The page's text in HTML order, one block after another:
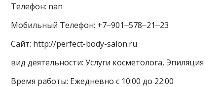
Телефон: nan
Мобильный Телефон: +7‒901‒578‒21‒23
Сайт: http://perfect-body-salon.ru
вид деятельности: Услуги косметолога, Эпиляция
Время работы: Ежедневно с 10:00 до 22:00